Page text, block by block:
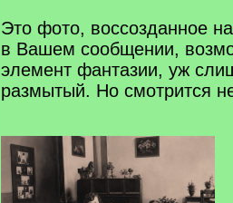
Это фото, воссозданное
в Вашем сообщении,
элемент фантазии, уж
размытый. Но смотрится